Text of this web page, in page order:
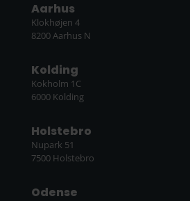
Aarhus
Klokhøjen 4
8200 Aarhus N
Kolding
Kokholm 1C
6000 Kolding
Holstebro
Nupark 51
7500 Holstebro
Odense